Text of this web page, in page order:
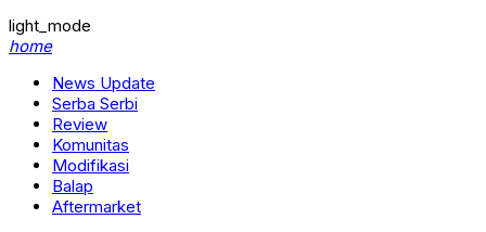
light_mode
home
News Update
Serba Serbi
Review
Komunitas
Modifikasi
Balap
Aftermarket